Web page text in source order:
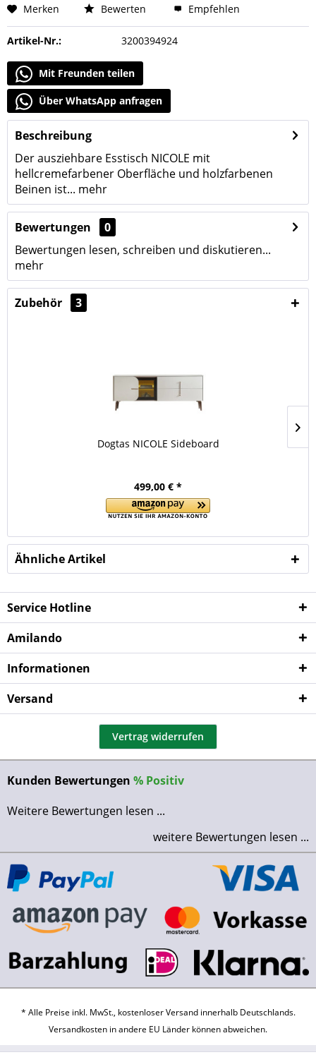
Merken Bewerten Empfehlen
Artikel-Nr.: 3200394924
Mit Freunden teilen
Über WhatsApp anfragen
Beschreibung
Der ausziehbare Esstisch NICOLE mit
hellcremefarbener Oberfläche und holzfarbenen
Beinen ist... mehr
Bewertungen
0
Bewertungen lesen, schreiben und diskutieren...
mehr
Zubehör 3
Dogtas NICOLE Sideboard
499,00 € *
Ähnliche Artikel
Service Hotline
Amilando
Informationen
Versand
Vertrag widerrufen
Kunden Bewertungen % Positiv
Weitere Bewertungen lesen ...
weitere Bewertungen lesen ...
* Alle Preise inkl. MwSt., kostenloser Versand innerhalb Deutschlands.
Versandkosten in andere EU Länder können abweichen.